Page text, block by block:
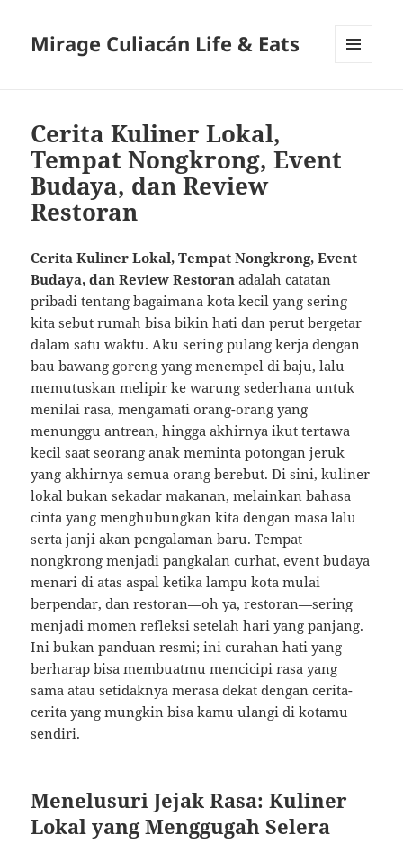
Mirage Culiacán Life & Eats
Cerita Kuliner Lokal,
Tempat Nongkrong, Event
Budaya, dan Review
Restoran
Cerita Kuliner Lokal, Tempat Nongkrong, Event
Budaya, dan Review Restoran adalah catatan
pribadi tentang bagaimana kota kecil yang sering
kita sebut rumah bisa bikin hati dan perut bergetar
dalam satu waktu. Aku sering pulang kerja dengan
bau bawang goreng yang menempel di baju, lalu
memutuskan melipir ke warung sederhana untuk
menilai rasa, mengamati orang-orang yang
menunggu antrean, hingga akhirnya ikut tertawa
kecil saat seorang anak meminta potongan jeruk
yang akhirnya semua orang berebut. Di sini, kuliner
lokal bukan sekadar makanan, melainkan bahasa
cinta yang menghubungkan kita dengan masa lalu
serta janji akan pengalaman baru. Tempat
nongkrong menjadi pangkalan curhat, event budaya
menari di atas aspal ketika lampu kota mulai
berpendar, dan restoran—oh ya, restoran—sering
menjadi momen refleksi setelah hari yang panjang.
Ini bukan panduan resmi; ini curahan hati yang
berharap bisa membuatmu mencicipi rasa yang
sama atau setidaknya merasa dekat dengan cerita-
cerita yang mungkin bisa kamu ulangi di kotamu
sendiri.
Menelusuri Jejak Rasa: Kuliner
Lokal yang Menggugah Selera